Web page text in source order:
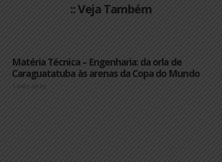
:: Veja Também
Matéria Técnica – Engenharia: da orla de
Caraguatatuba às arenas da Copa do Mundo
1 mês atrás